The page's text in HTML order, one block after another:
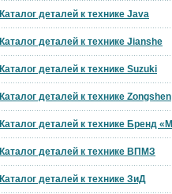
Каталог деталей к технике Java
Каталог деталей к технике Jianshe
Каталог деталей к технике Suzuki
Каталог деталей к технике Zongshen
Каталог деталей к технике Бренд
Каталог деталей к технике ВПМЗ
Каталог деталей к технике ЗиД